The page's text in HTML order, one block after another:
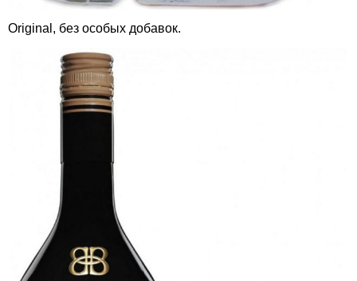
Original, без особых добавок.